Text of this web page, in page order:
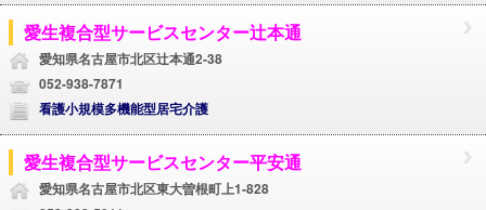
愛生複合型サービスセンター辻本通
愛知県名古屋市北区辻本通2-38
052-938-7871
看護小規模多機能型居宅介護
愛生複合型サービスセンター平安通
愛知県名古屋市北区東大曽根町上1-828